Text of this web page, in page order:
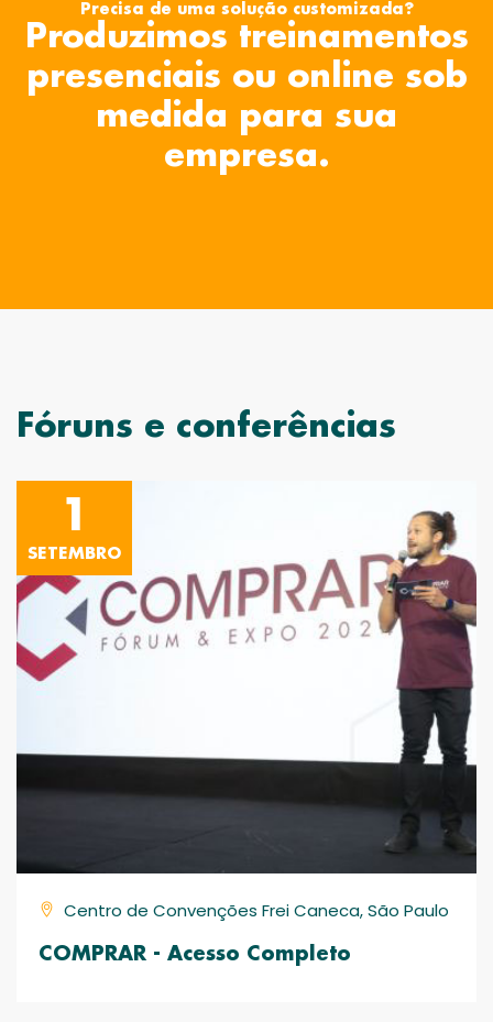
Precisa de uma solução customizada?
Produzimos treinamentos
presenciais ou online sob
medida para sua
empresa.
Fóruns e conferências
1
SETEMBRO
Centro de Convenções Frei Caneca, São Paulo
COMPRAR - Acesso Completo